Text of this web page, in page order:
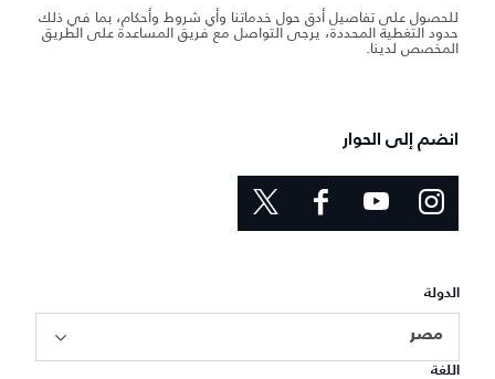
للحصول على تفاصيل أدق حول خدماتنا وأي شروط وأحكام، بما في ذلك
حدود التغطية المحددة، يرجى التواصل مع فريق المساعدة على الطريق
المخصص لدينا.
انضم إلى الحوار
الدولة
مصر
اللغة